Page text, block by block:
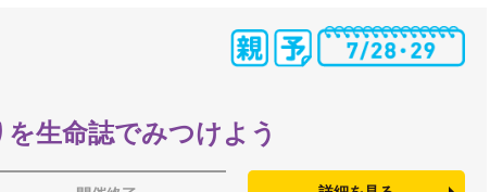
生命誌でみつけよう